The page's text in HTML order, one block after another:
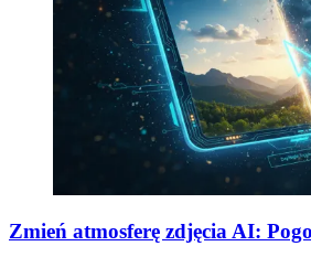
Zmień atmosferę zdjęcia AI: